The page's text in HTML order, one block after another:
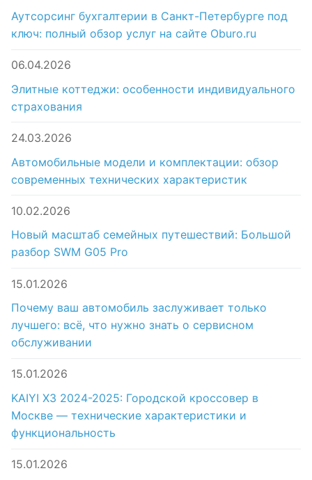
Аутсорсинг бухгалтерии в Санкт-Петербурге под
ключ: полный обзор услуг на сайте Oburo.ru
06.04.2026
Элитные коттеджи: особенности индивидуального
страхования
24.03.2026
Автомобильные модели и комплектации: обзор
современных технических характеристик
10.02.2026
Новый масштаб семейных путешествий: Большой
разбор SWM G05 Pro
15.01.2026
Почему ваш автомобиль заслуживает только
лучшего: всё, что нужно знать о сервисном
обслуживании
15.01.2026
KAIYI X3 2024-2025: Городской кроссовер в
Москве — технические характеристики и
функциональность
15.01.2026